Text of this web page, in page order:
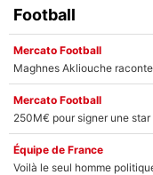
Football
Mercato Football
Mercato Football
Équipe de France